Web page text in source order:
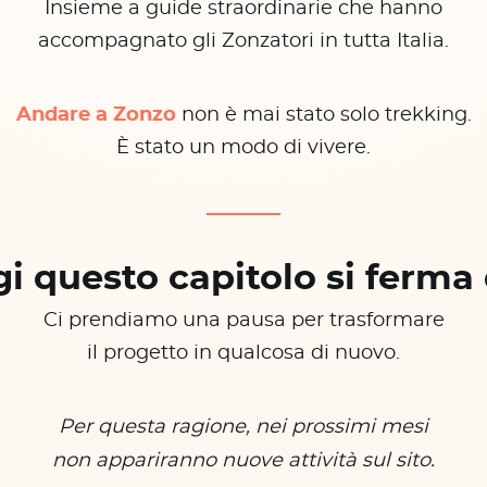
Insieme a guide straordinarie che hanno
accompagnato gli Zonzatori in tutta Italia.
Andare a Zonzonon è mai stato solo trekking.
È stato un modo di vivere.
questo capitolo si ferma
Ci prendiamo una pausa per trasformare
il progetto in qualcosa di nuovo.
Per questa ragione, nei prossimi mesi
non appariranno nuove attività sul sito.